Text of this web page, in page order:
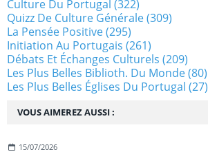
VOUS AIMEREZ AUSSI :
15/07/2026
Culture Du Portugal (322)
Quizz De Culture Générale(309)
La Pensée Positive(295)
Initiation Au Portugais (261)
Débats Et Échanges Culturels (209)
Les Plus Belles Biblioth. Du Monde(80)
Les Plus Belles Églises Du Portugal (27)